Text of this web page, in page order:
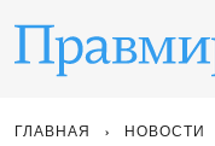
ГЛАВНАЯ НОВОСТИ